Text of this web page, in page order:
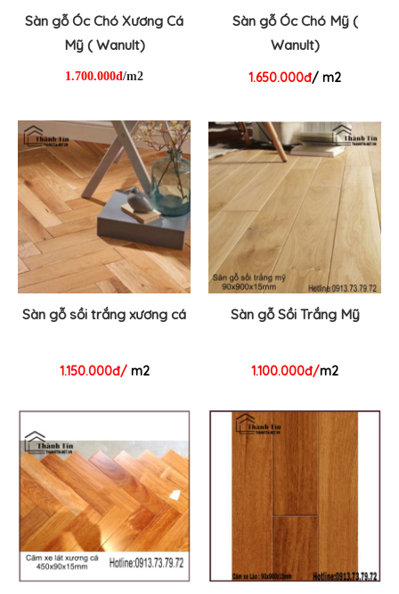
Sàn gỗ Óc Chó Xương Cá
Mỹ ( Wanult)
1.700.000đ/m2
Sàn gỗ Óc Chó Mỹ (
Wanult)
1.650.000đ/ m2
Sàn gỗ sồi trắng xương cá
1.150.000đ/ m2
Sàn gỗ Sồi Trắng Mỹ
1.100.000đ/m2